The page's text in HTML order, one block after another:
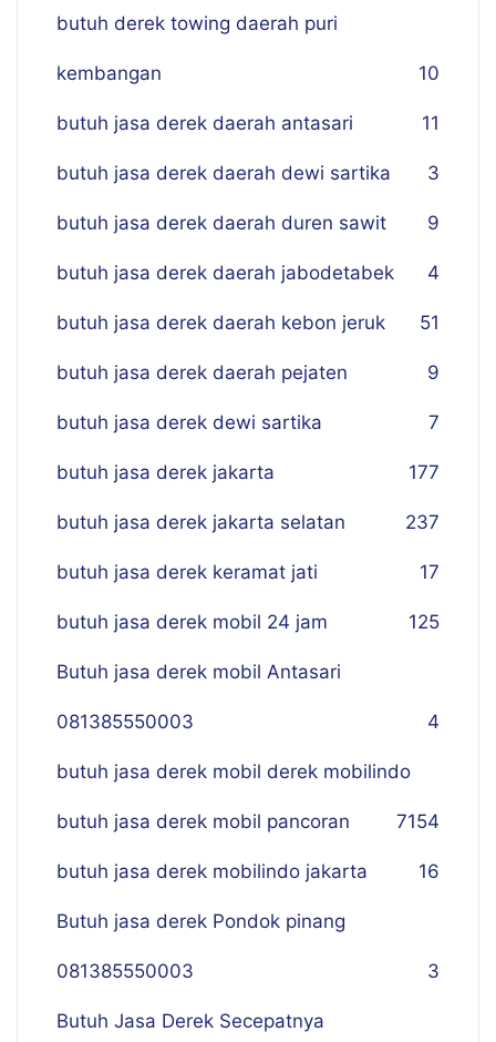
butuh derek towing daerah puri
kembangan 10
butuh jasa derek daerah antasari 11
butuh jasa derek daerah dewi sartika 3
butuh jasa derek daerah duren sawit 9
butuh jasa derek daerah jabodetabek 4
butuh jasa derek daerah kebon jeruk 51
butuh jasa derek daerah pejaten 9
butuh jasa derek dewi sartika 7
butuh jasa derek jakarta 177
butuh jasa derek jakarta selatan 237
butuh jasa derek keramat jati 17
butuh jasa derek mobil 24 jam 125
Butuh jasa derek mobil Antasari
081385550003 4
butuh jasa derek mobil derek mobilindo
154
butuh jasa derek mobil pancoran 7
butuh jasa derek mobilindo jakarta 16
Butuh jasa derek Pondok pinang
081385550003 3
Butuh Jasa Derek Secepatnya